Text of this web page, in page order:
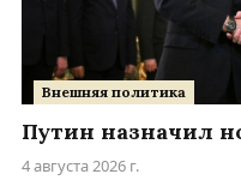
Внешняя политика
Путин назначил
4 августа 2026 г.